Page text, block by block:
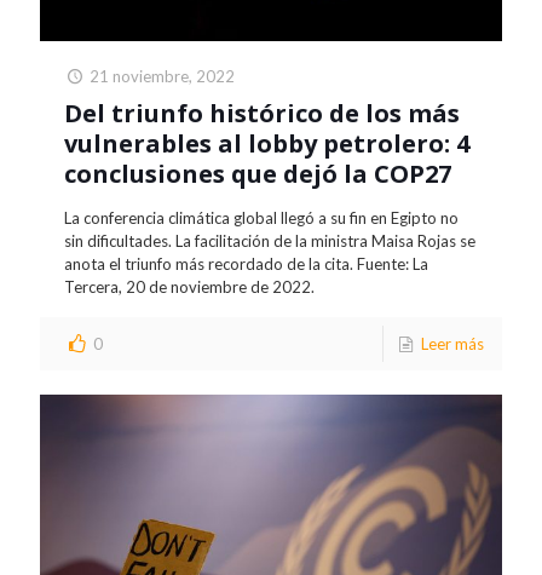
21 noviembre, 2022
Del triunfo histórico de los más
vulnerables al lobby petrolero: 4
conclusiones que dejó la COP27
La conferencia climática global llegó a su fin en Egipto no
sin dificultades. La facilitación de la ministra Maisa Rojas se
anota el triunfo más recordado de la cita. Fuente: La
Tercera, 20 de noviembre de 2022.
0 Leer más